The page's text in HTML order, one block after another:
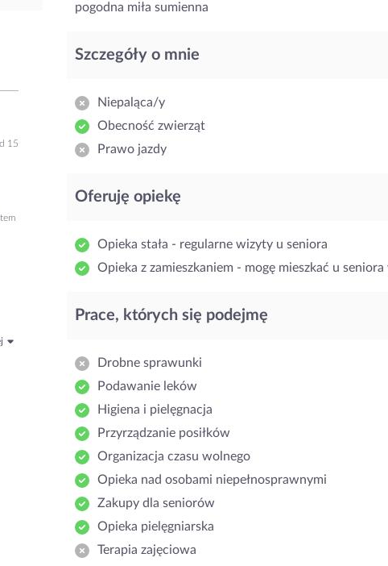
15
pogodna miła sumienna
Szczegóły o mnie
Niepaląca/y
Obecność zwierząt
Prawo jazdy
Oferuję opiekę
Opieka stała - regularne wizyty u seniora
Opieka z zamieszkaniem - mogę mieszkać u seniora
Prace, których się podejmę
Drobne sprawunki
Podawanie leków
Higiena i pielęgnacja
Przyrządzanie posiłków
Organizacja czasu wolnego
Opieka nad osobami niepełnosprawnymi
Zakupy dla seniorów
Opieka pielęgniarska
Terapia zajęciowa